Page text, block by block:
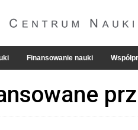
Finansowanie nauki